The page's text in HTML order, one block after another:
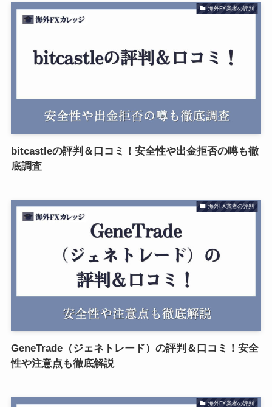
海外FX業者の評判
bitcastleの評判＆口コミ！安全性や出金拒否の噂も徹
底調査
海外FX業者の評判
GeneTrade（ジェネトレード）の評判＆口コミ！安全
性や注意点も徹底解説
海外FX業者の評判